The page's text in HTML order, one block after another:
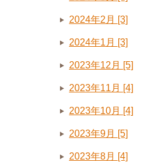
2024年2月 [3]
2024年1月 [3]
2023年12月 [5]
2023年11月 [4]
2023年10月 [4]
2023年9月 [5]
2023年8月 [4]